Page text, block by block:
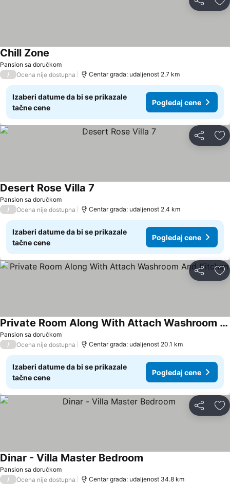
Deli
Pansion sa doručkom
Chill Zone
/ Ocena nije dostupna Centar grada: udaljenost 2.7 km
Izaberi datume da bi se prikazale
tačne cene
Pogledaj cene
Deli
Pansion sa doručkom
Desert Rose Villa 7
/ Ocena nije dostupna Centar grada: udaljenost 2.4 km
Izaberi datume da bi se prikazale
tačne cene
Pogledaj cene
Deli
Pansion sa doručkom
Private Room Along With Attach Washroom And Kitchen
Pogledaj cene
/ Ocena nije dostupna Centar grada: udaljenost 20.1 km
Izaberi datume da bi se prikazale
tačne cene
Pogledaj cene
Deli
Pansion sa doručkom
Dinar - Villa Master Bedroom
/ Ocena nije dostupna Centar grada: udaljenost 34.8 km